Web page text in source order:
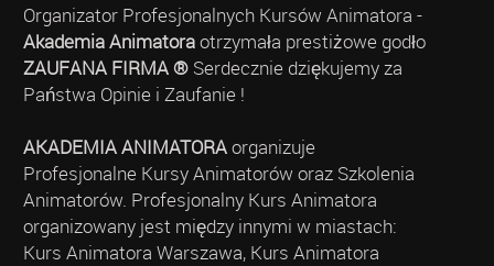
Organizator Profesjonalnych Kursów Animatora -
Akademia Animatoraotrzymała prestiżowe godło
ZAUFANA FIRMA ®Serdecznie dziękujemy za
Państwa Opinie i Zaufanie !
AKADEMIA ANIMATORAorganizuje
Profesjonalne Kursy Animatorów oraz Szkolenia
Animatorów. Profesjonalny Kurs Animatora
organizowany jest między innymi w miastach:
Kurs Animatora Warszawa, Kurs Animatora